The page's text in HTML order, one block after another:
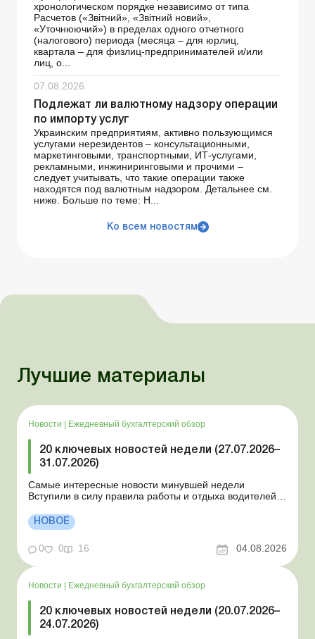
хронологическом порядке независимо от типа
Расчетов («Звітний», «Звітний новий»,
«Уточнюючий») в пределах одного отчетного
(налогового) периода (месяца – для юрлиц,
квартала – для физлиц-предпринимателей и/или
лиц, о...
07.08.2026
Подлежат ли валютному надзору операции
по импорту услуг
Украинским предприятиям, активно пользующимся
услугами нерезидентов – консультационными,
маркетинговыми, транспортными, ИТ-услугами,
рекламными, инжиниринговыми и прочими –
следует учитывать, что такие операции также
находятся под валютным надзором. Детальнее см.
ниже. Больше по теме: Н...
Ко всем новостям
Лучшие материалы
Новости Ежедневный бухгалтерский обзор
20 ключевых новостей недели (27.07.2026–
31.07.2026)
Самые интересные новости минувшей недели
Вступили в силу правила работы и отдыха водителей
положении Для сельхозпредприятий и ФЛП введены
новые разовые статистические формы Со 2 августа
изменяется порядок зачисления отдельных периодов
работы в стр...
НОВОЕ
0 0 16 04.08.2026
Новости | Ежедневный бухгалтерский обзор
20 ключевых новостей недели (20.07.2026–
24.07.2026)